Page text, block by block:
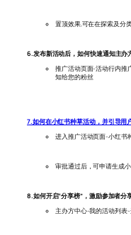
置顶效果,可在在探索及分
6.发布新活动后，如何快速通知主办
推广活动页面-活动行内推
知给您的粉丝
7.如何在小红书种草活动，并引导用
进入推广活动页面-小红书
审批通过后，可申请生成
8.如何开启“分享榜”，激励参加者分
主办方中心-我的活动列表